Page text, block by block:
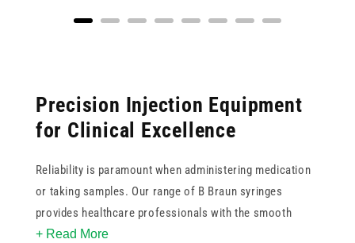
Precision Injection Equipment
for Clinical Excellence
Reliability is paramount when administering medication
or taking samples. Our range of B Braun syringes
provides healthcare professionals with the smooth
plunger movement and crystal clear barrels necessary
+ Read More